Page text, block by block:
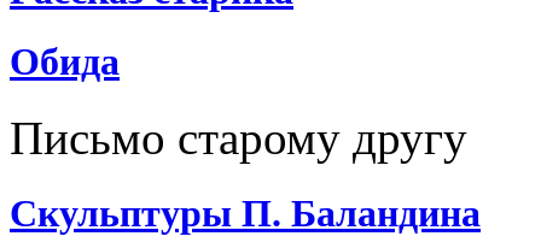
Обида
Письмо старому другу
Скульптуры П. Баландина